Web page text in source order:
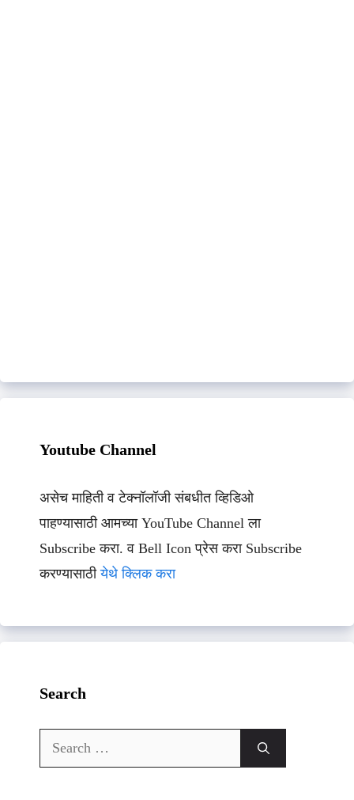
Youtube Channel
असेच माहिती व टेक्नॉलॉजी संबधीत व्हिडिओ
पाहण्यासाठी आमच्या YouTube Channel ला
Subscribe करा. व Bell Icon प्रेस करा Subscribe
करण्यासाठीयेथे क्लिक करा
Search
Search
for: